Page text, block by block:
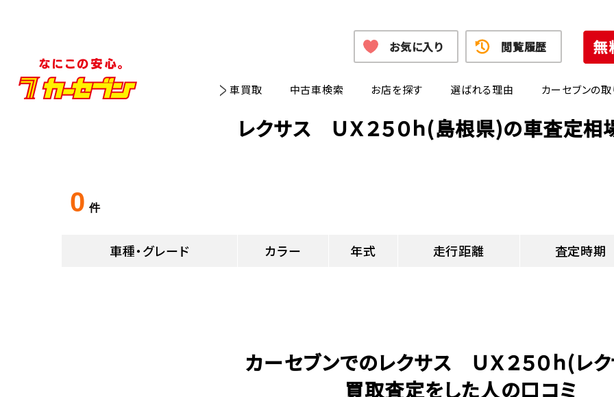
車買取 中古車検索 お店を探す 選ばれる理由 カーセブンの
お気に入り 閲覧履歴
レクサス ＵＸ２５０ｈ(島根県)の車査定相
0 件
車種・グレード カラー 年式 走行距離 査定時期
カーセブンでのレクサス ＵＸ２５０ｈ(レ
買取査定をした人の口コミ